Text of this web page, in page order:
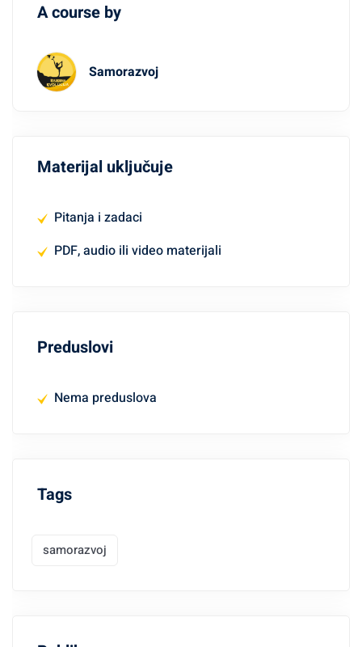
A course by
Samorazvoj
Materijal uključuje
Pitanja i zadaci
PDF, audio ili video materijali
Preduslovi
Nema preduslova
Tags
samorazvoj